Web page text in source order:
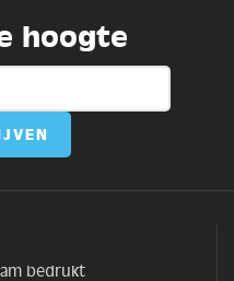
hoogte
bedrukt